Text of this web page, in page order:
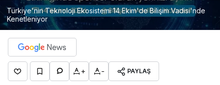
Türkiye'nin Teknoloji Ekosistemi 14 Ekim'de Bilişim Vadisi'nde
Kenetleniyor
+ - PAYLAŞ